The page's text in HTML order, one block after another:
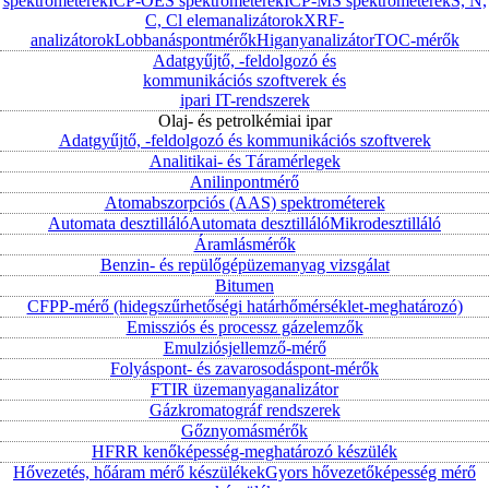
C, Cl elemanalizátorokXRF-
analizátorokLobbanáspontmérőkHiganyanalizátorTOC-mérők
Adatgyűjtő, -feldolgozó és
kommunikációs szoftverek és
ipari IT-rendszerek
Olaj- és petrolkémiai ipar
Adatgyűjtő, -feldolgozó és kommunikációs szoftverek
Analitikai- és Táramérlegek
Anilinpontmérő
Atomabszorpciós (AAS) spektrométerek
Automata desztillálóAutomata desztillálóMikrodesztilláló
Áramlásmérők
Benzin- és repülőgépüzemanyag vizsgálat
Bitumen
CFPP-mérő (hidegszűrhetőségi határhőmérséklet-meghatározó)
Emissziós és processz gázelemzők
Emulziósjellemző-mérő
Folyáspont- és zavarosodáspont-mérők
FTIR üzemanyaganalizátor
Gázkromatográf rendszerek
Gőznyomásmérők
HFRR kenőképesség-meghatározó készülék
Hővezetés, hőáram mérő készülékekGyors hővezetőképesség mérő